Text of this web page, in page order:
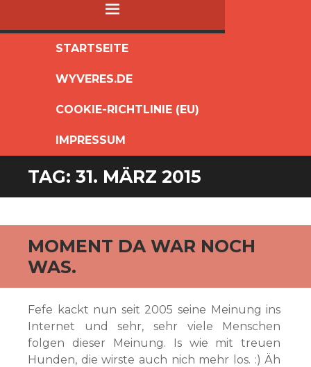
MENÜ
SPRINGEN
STARTSEITE
WYVERES.DE
COOKIE-RICHTLINIE (EU)
IMPRESSUM
TAG: 31. MÄRZ 2015
MOMENT DA WAR NOCH
WAS.
Fefe kackt nun seit 2005 seine Meinung ins
Internet und sehr, sehr viele Menschen
folgen dieser Meinung. Is wie mit treuen
Hunden, die wirste auch nich mehr los. :) Äh